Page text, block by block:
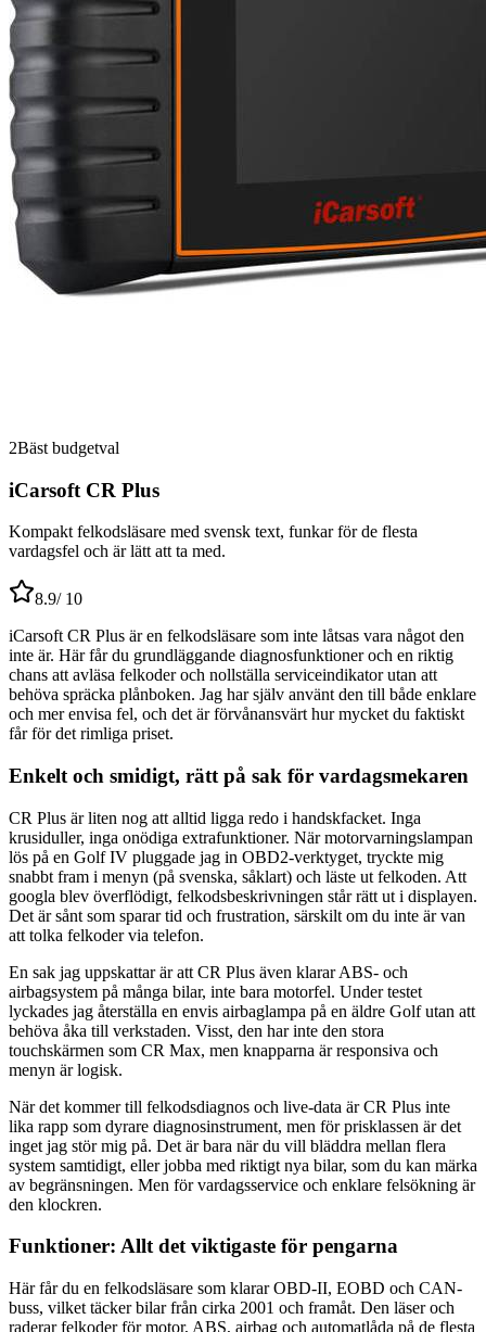
2Bäst budgetval
iCarsoft CR Plus
Kompakt felkodsläsare med svensk text, funkar för de flesta
vardagsfel och är lätt att ta med.
8.9/ 10
iCarsoft CR Plus är en felkodsläsare som inte låtsas vara något den
inte är. Här får du grundläggande diagnosfunktioner och en riktig
chans att avläsa felkoder och nollställa serviceindikator utan att
behöva spräcka plånboken. Jag har själv använt den till både enklare
och mer envisa fel, och det är förvånansvärt hur mycket du faktiskt
får för det rimliga priset.
Enkelt och smidigt, rätt på sak för vardagsmekaren
CR Plus är liten nog att alltid ligga redo i handskfacket. Inga
krusiduller, inga onödiga extrafunktioner. När motorvarningslampan
lös på en Golf IV pluggade jag in OBD2-verktyget, tryckte mig
snabbt fram i menyn (på svenska, såklart) och läste ut felkoden. Att
googla blev överflödigt, felkodsbeskrivningen står rätt ut i displayen.
Det är sånt som sparar tid och frustration, särskilt om du inte är van
att tolka felkoder via telefon.
En sak jag uppskattar är att CR Plus även klarar ABS- och
airbagsystem på många bilar, inte bara motorfel. Under testet
lyckades jag återställa en envis airbaglampa på en äldre Golf utan att
behöva åka till verkstaden. Visst, den har inte den stora
touchskärmen som CR Max, men knapparna är responsiva och
menyn är logisk.
När det kommer till felkodsdiagnos och live-data är CR Plus inte
lika rapp som dyrare diagnosinstrument, men för prisklassen är det
inget jag stör mig på. Det är bara när du vill bläddra mellan flera
system samtidigt, eller jobba med riktigt nya bilar, som du kan märka
av begränsningen. Men för vardagsservice och enklare felsökning är
den klockren.
Funktioner: Allt det viktigaste för pengarna
Här får du en felkodsläsare som klarar OBD-II, EOBD och CAN-
buss, vilket täcker bilar från cirka 2001 och framåt. Den läser och
raderar felkoder för motor, ABS, airbag och automatlåda på de flesta